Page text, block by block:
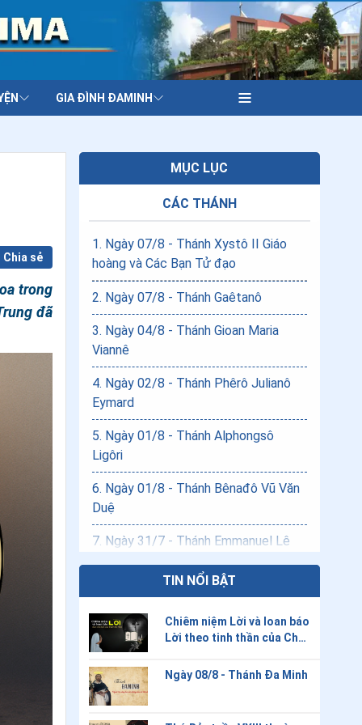
GIA ĐÌNH ĐAMINH
Chia sẻ
trong
đã
MỤC LỤC
CÁC THÁNH
1. Ngày 07/8 - Thánh Xystô II Giáo
hoàng và Các Bạn Tử đạo
2. Ngày 07/8 - Thánh Gaêtanô
3. Ngày 04/8 - Thánh Gioan Maria
Viannê
4. Ngày 02/8 - Thánh Phêrô Julianô
Eymard
5. Ngày 01/8 - Thánh Alphongsô
Ligôri
6. Ngày 01/8 - Thánh Bênađô Vũ Văn
Duệ
7. Ngày 31/7 - Thánh Emmanuel Lê
8.Ngày 31/7 - Thánh Inhaxio
9.Ngày 30/7 - Thánh Phêrô KIm
Ngôn
10.Ngày 29/7 - Thánh nữ Matta
TIN NỔI BẬT
Chiêm niệm Lời và loan báo
Lời theo tinh thần của Cha
Ngày 08/8 - Thánh Đa Minh